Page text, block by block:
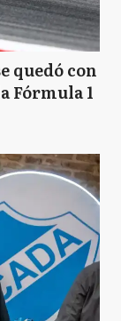
quedó con
Fórmula 1